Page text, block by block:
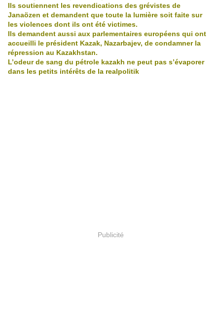
Ils soutiennent les revendications des grévistes de
Janaözen et demandent que toute la lumière soit faite sur
les violences dont ils ont été victimes.
Ils demandent aussi aux parlementaires européens qui ont
accueilli le président Kazak, Nazarbajev, de condamner la
répression au Kazakhstan.
L’odeur de sang du pétrole kazakh ne peut pas s’évaporer
dans les petits intérêts de la realpolitik
Publicité